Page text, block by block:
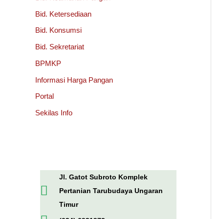
Bid. Ketersediaan
Bid. Konsumsi
Bid. Sekretariat
BPMKP
Informasi Harga Pangan
Portal
Sekilas Info
Jl. Gatot Subroto Komplek
Pertanian Tarubudaya Ungaran
Timur